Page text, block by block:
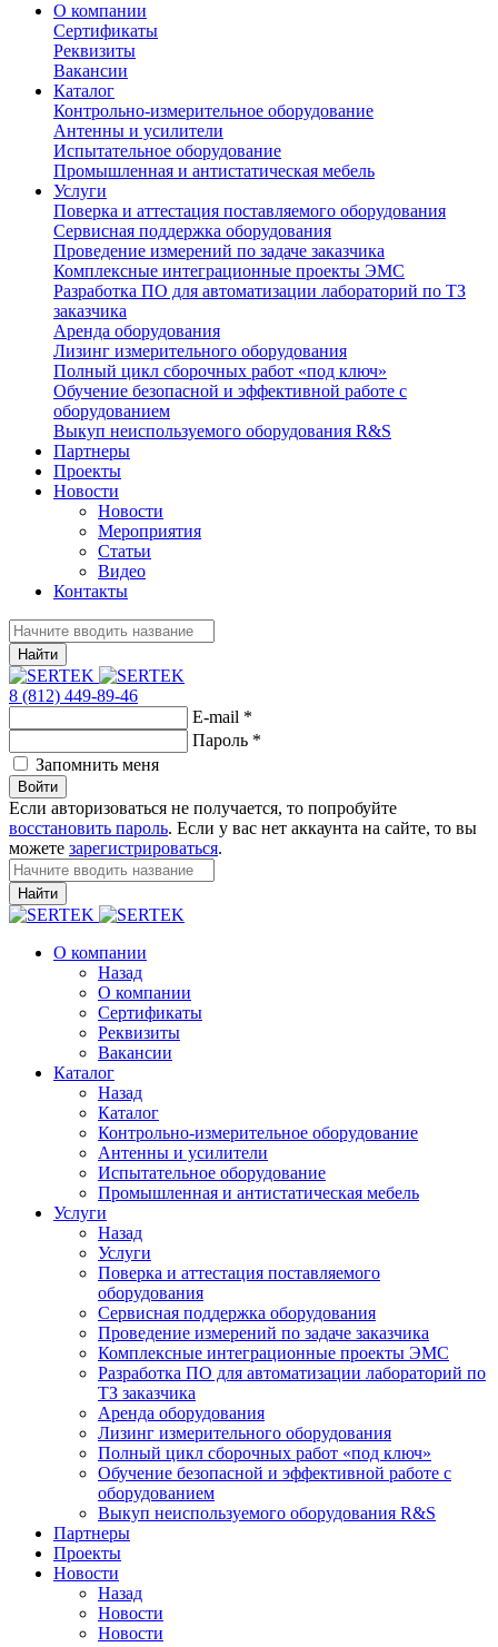
О компании
Сертификаты
Реквизиты
Вакансии
Каталог
Контрольно-измерительное оборудование
Антенны и усилители
Испытательное оборудование
Промышленная и антистатическая мебель
Услуги
Поверка и аттестация поставляемого оборудования
Сервисная поддержка оборудования
Проведение измерений по задаче заказчика
Комплексные интеграционные проекты ЭМС
Разработка ПО для автоматизации лабораторий по ТЗ
заказчика
Аренда оборудования
Лизинг измерительного оборудования
Полный цикл сборочных работ «под ключ»
Обучение безопасной и эффективной работе с
оборудованием
Выкуп неиспользуемого оборудования R&S
Партнеры
Проекты
Новости
Новости
Мероприятия
Статьи
Видео
Контакты
Найти
8 (812) 449-89-46
E-mail *
Пароль *
Запомнить меня
Войти
Если авторизоваться не получается, то попробуйте
восстановить пароль. Если у вас нет аккаунта на сайте, то вы
можете зарегистрироваться.
Найти
О компании
Назад
О компании
Сертификаты
Реквизиты
Вакансии
Каталог
Назад
Каталог
Контрольно-измерительное оборудование
Антенны и усилители
Испытательное оборудование
Промышленная и антистатическая мебель
Услуги
Назад
Услуги
Поверка и аттестация поставляемого
оборудования
Сервисная поддержка оборудования
Проведение измерений по задаче заказчика
Комплексные интеграционные проекты ЭМС
Разработка ПО для автоматизации лабораторий по
ТЗ заказчика
Аренда оборудования
Лизинг измерительного оборудования
Полный цикл сборочных работ «под ключ»
Обучение безопасной и эффективной работе с
оборудованием
Выкуп неиспользуемого оборудования R&S
Партнеры
Проекты
Новости
Назад
Новости
Новости